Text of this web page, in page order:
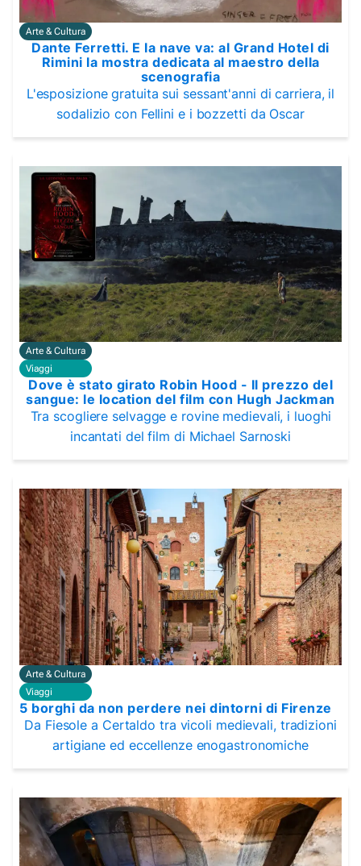
Arte & Cultura
Dante Ferretti. E la nave va: al Grand Hotel di
Rimini la mostra dedicata al maestro della
scenografia
L'esposizione gratuita sui sessant'anni di carriera, il
sodalizio con Fellini e i bozzetti da Oscar
Arte & Cultura
Viaggi
Dove è stato girato Robin Hood - Il prezzo del
sangue: le location del film con Hugh Jackman
Tra scogliere selvagge e rovine medievali, i luoghi
incantati del film di Michael Sarnoski
Arte & Cultura
Viaggi
5 borghi da non perdere nei dintorni di Firenze
Da Fiesole a Certaldo tra vicoli medievali, tradizioni
artigiane ed eccellenze enogastronomiche